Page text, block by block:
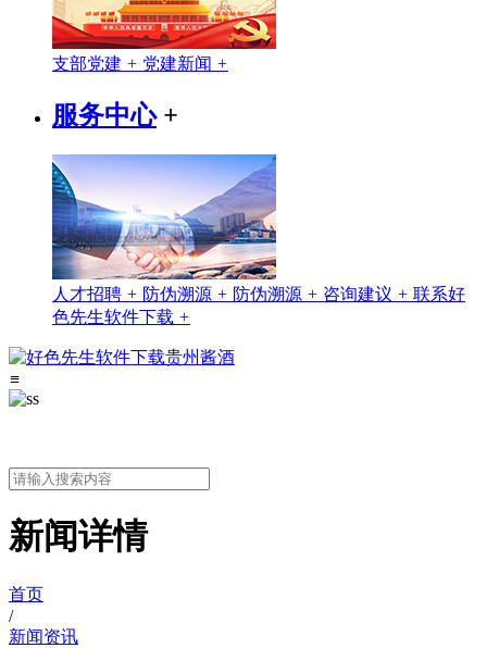
支部党建 + 党建新闻 +
服务中心+
人才招聘 + 防伪溯源 + 防伪溯源 + 咨询建议 + 联系好
色先生软件下载 +
≡
新闻详情
首页
/
新闻资讯